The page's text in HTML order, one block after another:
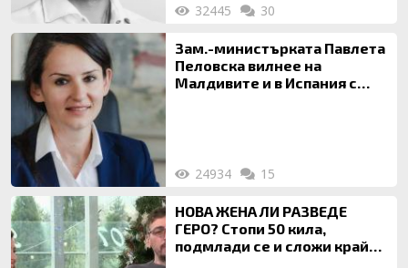
32445 30
Зам.-министърката Павлета
Пеловска вилнее на
Малдивите и в Испания с
24934 15
НОВА ЖЕНА ЛИ РАЗВЕДЕ
ГЕРО? Стопи 50 кила,
подмлади се и сложи край